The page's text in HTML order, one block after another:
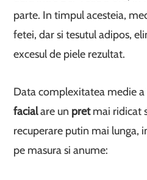
parte. In timpul acesteia,
fetei, dar si tesutul adipos,
excesul de piele rezultat.
Data complexitatea medie
facialare un pretmai ridicat
recuperare putin mai lunga,
pe masura si anume: